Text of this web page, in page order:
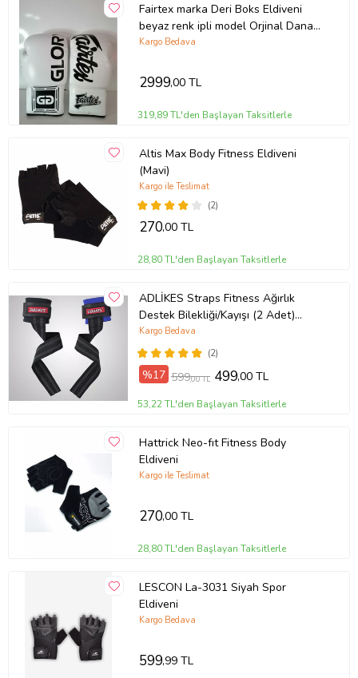
Fairtex marka Deri Boks Eldiveni
beyaz renk ipli model Orjinal Dana
derisidir İTHAL ÜRÜNDÜR
10-12-14 16 OZ büyüklükte
İstediğiniz Bedeni msj ile bildiriniz
Kargo Bedava
2999,00 TL
319,89 TL'den Başlayan Taksitlerle
Altis Max Body Fitness Eldiveni
(Mavi)
(2)
Kargo ile Teslimat
270,00 TL
28,80 TL'den Başlayan Taksitlerle
ADLİKES Straps Fitness Ağırlık
Destek Bilekliği/Kayışı (2 Adet)
(Mavi)
(2)
Kargo Bedava
%17 599,00 TL 499,00 TL
53,22 TL'den Başlayan Taksitlerle
Hattrick Neo-fıt Fitness Body
Eldiveni
Kargo ile Teslimat
270,00 TL
28,80 TL'den Başlayan Taksitlerle
LESCON La-3031 Siyah Spor
Eldiveni
Kargo Bedava
599,99 TL